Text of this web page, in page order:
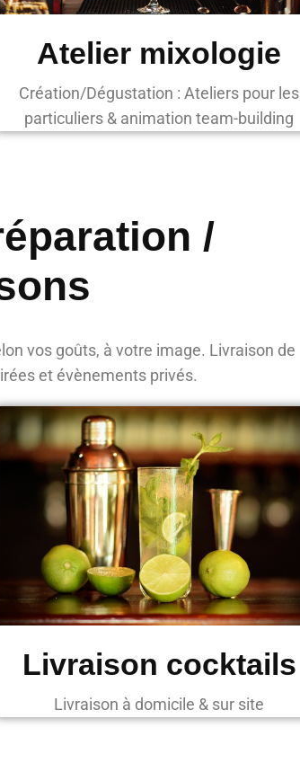
Atelier mixologie
Création/Dégustation : Ateliers pour les
particuliers & animation team-building
/
vos goûts, à votre image. Livraison de
et évènements privés.
Livraison cocktails
Livraison à domicile & sur site